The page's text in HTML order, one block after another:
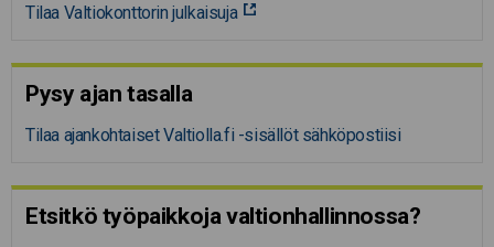
Tilaa Valtiokonttorin julkaisuja
Pysy ajan tasalla
Tilaa ajankohtaiset Valtiolla.fi -sisällöt sähköpostiisi
Etsitkö työpaikkoja valtion­hal­lin­nossa?